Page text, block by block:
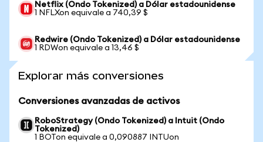
Netflix (Ondo Tokenized) a Dólar estadounidense
1 NFLXon equivale a 740,39 $
Redwire (Ondo Tokenized) a Dólar estadounidense
1 RDWon equivale a 13,46 $
Explorar más conversiones
Conversiones avanzadas de activos
RoboStrategy (Ondo Tokenized) a Intuit (Ondo
Tokenized)
1 BOTon equivale a 0,090887 INTUon